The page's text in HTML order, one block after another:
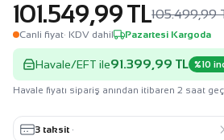
101.549,99 TL105.499,99
Canli fiyat· KDV dahil Pazartesi Kargoda
Havale/EFT ile91.399,99 TL %10
Havale fiyatı sipariş anından itibaren 2 saat
3 taksit ·